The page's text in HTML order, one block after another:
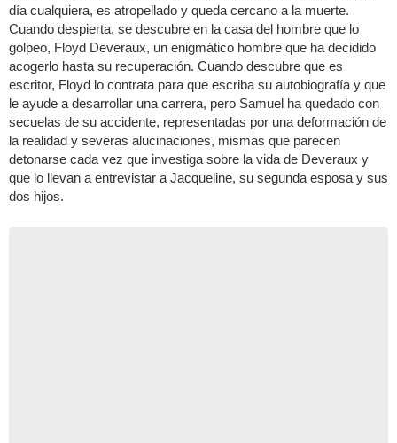
día cualquiera, es atropellado y queda cercano a la muerte.
Cuando despierta, se descubre en la casa del hombre que lo
golpeo, Floyd Deveraux, un enigmático hombre que ha decidido
acogerlo hasta su recuperación. Cuando descubre que es
escritor, Floyd lo contrata para que escriba su autobiografía y que
le ayude a desarrollar una carrera, pero Samuel ha quedado con
secuelas de su accidente, representadas por una deformación de
la realidad y severas alucinaciones, mismas que parecen
detonarse cada vez que investiga sobre la vida de Deveraux y
que lo llevan a entrevistar a Jacqueline, su segunda esposa y sus
dos hijos.